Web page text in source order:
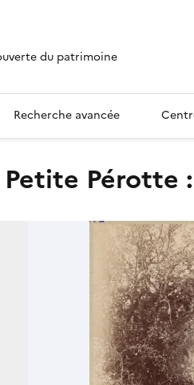
du patrimoine
Recherche avancée
Petite Pérotte